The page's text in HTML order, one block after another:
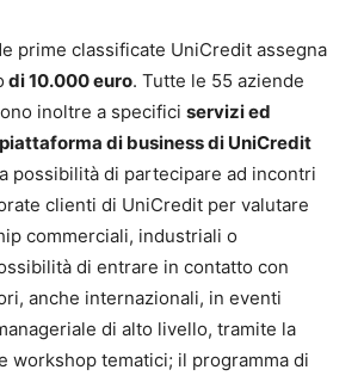
prime classificate UniCredit assegna
di 10.000 euro. Tutte le 55 aziende
inoltre a specifici servizi ed
di business di UniCredit
possibilità di partecipare ad incontri
clienti di UniCredit per valutare
commerciali, industriali o
di entrare in contatto con
anche internazionali, in eventi
di alto livello, tramite la
workshop tematici; il programma di